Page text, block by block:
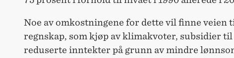
Noe av omkostningene for dette vil finne veien
regnskap, som kjøp av klimakvoter, subsidier
reduserte inntekter på grunn av mindre